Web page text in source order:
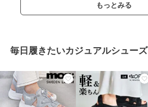
もっとみる
毎日履きたいカジュアルシューズ